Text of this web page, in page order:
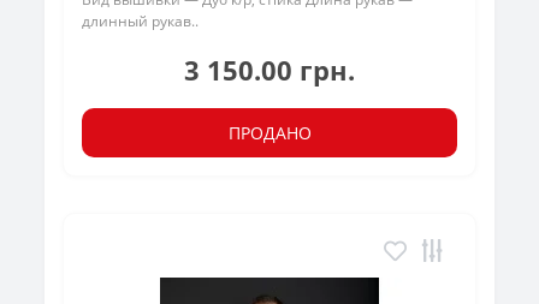
длинный рукав..
3 150.00 грн.
ПРОДАНО